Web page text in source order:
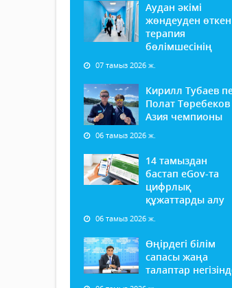
Аудан әкімі
жөндеуден өткен
терапия
бөлімшесінің
07 тамыз 2026 ж.
Кирилл Тубаев
Полат Төребеков
Азия чемпионы
06 тамыз 2026 ж.
14 тамыздан
бастап еGov-та
цифрлық
құжаттарды алу
06 тамыз 2026 ж.
Өңірдегі білім
сапасы жаңа
талаптар